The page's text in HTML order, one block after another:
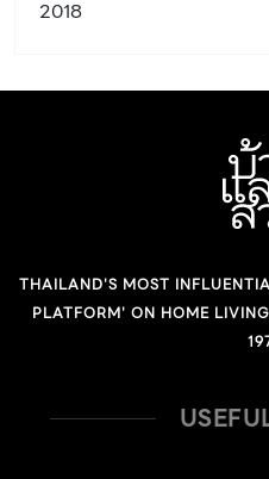
2018
THAILAND'S MOST
PLATFORM' ON HOME